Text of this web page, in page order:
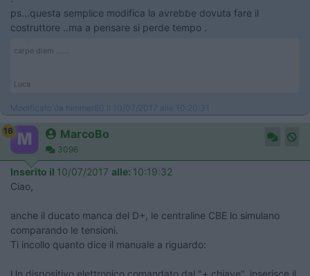
ps...questa semplice modifica la avrebbe dovuta fare il
costruttore ..ma a pensare si perde tempo .
carpe diem ......
Luca
Modificato da himmer80 il 10/07/2017 alle 10:20:31
16 MarcoBo
3096
Inserito il 10/07/2017 alle: 10:19:32
Ciao,
anche il ducato manca del D+, le centraline CBE lo simulano
comparando le tensioni.
Ti incollo quanto dice il manuale a riguardo:
Un dispositivo elettronico comandato dal "+ chiave", inserisce il